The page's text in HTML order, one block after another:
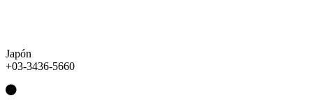
Japón
+03-3436-5660